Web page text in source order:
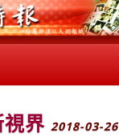
界 2018-03-26